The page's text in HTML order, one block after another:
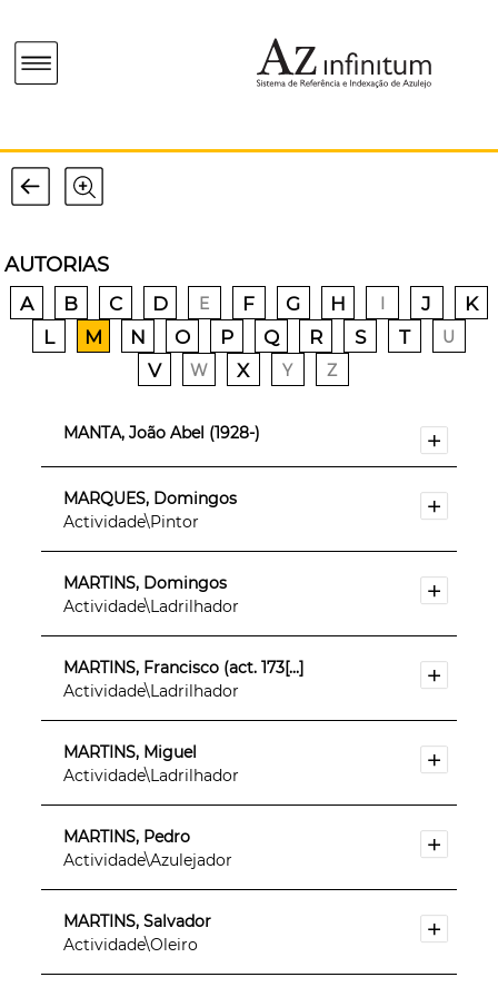
AUTORIAS
A B C D E F G H I J
K
L
M N O P Q R S T U
V W X Y Z
MANTA, João Abel (1928-)
MARQUES, Domingos
Actividade\Pintor
MARTINS, Domingos
Actividade\Ladrilhador
MARTINS, Francisco (act. 173[...]
Actividade\Ladrilhador
MARTINS, Miguel
Actividade\Ladrilhador
MARTINS, Pedro
Actividade\Azulejador
MARTINS, Salvador
Actividade\Oleiro